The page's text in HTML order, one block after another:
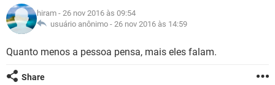
GUIA DE COMPRAS
INSTAGRAM
GUIA DE COMPRAS
CELULAR
OUTLOOK EXCEL
GMAIL
JOGOS
CELULAR
OUTLOOK EXCEL
INSTAGRAM
GLOSSÁRIO
WHATSAPP
hiram - 26 nov 2016 às 09:54
usuário anônimo - 26 nov 2016 às 14:59
Quanto menos a pessoa pensa, mais eles falam.
Share